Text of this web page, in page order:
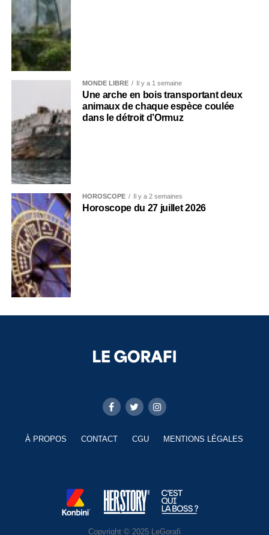
MONDE LIBRE Il y a 1 semaine
Une arche en bois transportant deux
animaux de chaque espèce coulée
dans le détroit d’Ormuz
HOROSCOPE Il y a 2 semaines
Horoscope du 27 juillet 2026
À PROPOS CONTACT CGU MENTIONS LÉGALES
Copyright © 2025 LeGorafi